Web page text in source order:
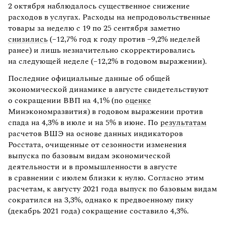
2 октября наблюдалось существенное снижение
расходов в услугах. Расходы на непродовольственные
товары за неделю с 19 по 25 сентября заметно
снизились(–12,7% год к году против –9,2% неделей
ранее) и лишь незначительно скорректировались
на следующей неделе (–12,2% в годовом выражении).
Последние официальные данные об общей
экономической динамике в августе свидетельствуют
о сокращении ВВП на 4,1% (по оценке
Минэкономразвития) в годовом выражении против
спада на 4,3% в июле и на 5% в июне. По результатам
расчетов ВШЭ на основе данных индикаторов
Росстата, очищенные от сезонности изменения
выпуска по базовым видам экономической
деятельности и в промышленности в августе
в сравнении с июлем близки к нулю. Согласно этим
расчетам, к августу 2021 года выпуск по базовым видам
сократился на 3,3%, однако к предвоенному пику
(декабрь 2021 года) сокращение составило 4,3%.